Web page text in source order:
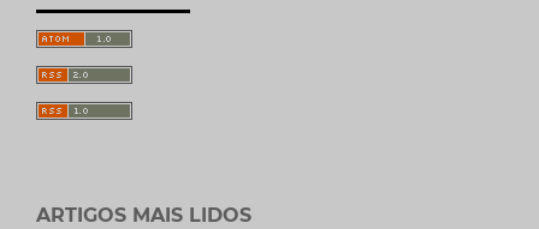
ARTIGOS MAIS LIDOS